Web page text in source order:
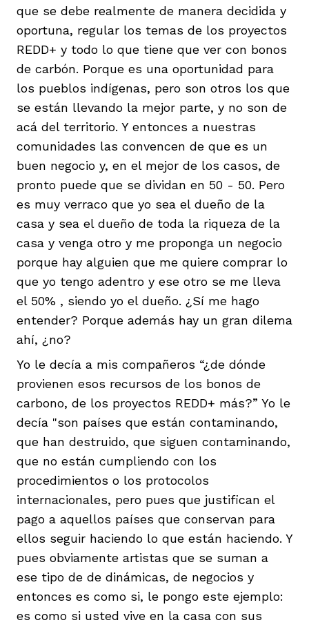
que se debe realmente de manera decidida y
oportuna, regular los temas de los proyectos
REDD+ y todo lo que tiene que ver con bonos
de carbón. Porque es una oportunidad para
los pueblos indígenas, pero son otros los que
se están llevando la mejor parte, y no son de
acá del territorio. Y entonces a nuestras
comunidades las convencen de que es un
buen negocio y, en el mejor de los casos, de
pronto puede que se dividan en 50 - 50. Pero
es muy verraco que yo sea el dueño de la
casa y sea el dueño de toda la riqueza de la
casa y venga otro y me proponga un negocio
porque hay alguien que me quiere comprar lo
que yo tengo adentro y ese otro se me lleva
el 50% , siendo yo el dueño. ¿Sí me hago
entender? Porque además hay un gran dilema
ahí, ¿no?
Yo le decía a mis compañeros “¿de dónde
provienen esos recursos de los bonos de
carbono, de los proyectos REDD+ más?” Yo le
decía "son países que están contaminando,
que han destruido, que siguen contaminando,
que no están cumpliendo con los
procedimientos o los protocolos
internacionales, pero pues que justifican el
pago a aquellos países que conservan para
ellos seguir haciendo lo que están haciendo. Y
pues obviamente artistas que se suman a
ese tipo de de dinámicas, de negocios y
entonces es como si, le pongo este ejemplo:
es como si usted vive en la casa con sus